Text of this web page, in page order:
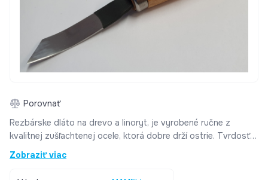
Porovnať
Rezbárske dláto na drevo a linoryt, je vyrobené ručne z
kvalitnej zušľachtenej ocele, ktorá dobre drží ostrie. Tvrdosť
nástroja 58 HRC je zaručená kalením. Parametre: Profil
zahnutý nôž vpravo Dĺžka rúčky 7 cm Dĺžka noža 6 cm
Zobraziť viac